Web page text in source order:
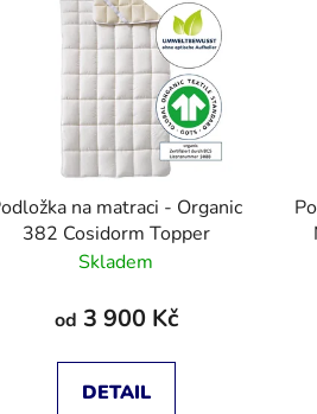
na matraci - Organic
382 Cosidorm Topper
Skladem
od 3 900 Kč
DETAIL